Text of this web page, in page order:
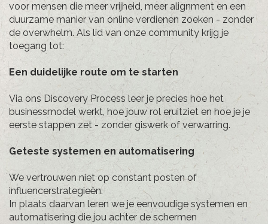
voor mensen die meer vrijheid, meer alignment en een
duurzame manier van online verdienen zoeken - zonder
de overwhelm. Als lid van onze community krijg je
toegang tot:
Een duidelijke route om te starten
Via ons Discovery Process leer je precies hoe het
businessmodel werkt, hoe jouw rol eruitziet en hoe je je
eerste stappen zet - zonder giswerk of verwarring.
Geteste systemen en automatisering
We vertrouwen niet op constant posten of
influencerstrategieën.
In plaats daarvan leren we je eenvoudige systemen en
automatisering die jou achter de schermen